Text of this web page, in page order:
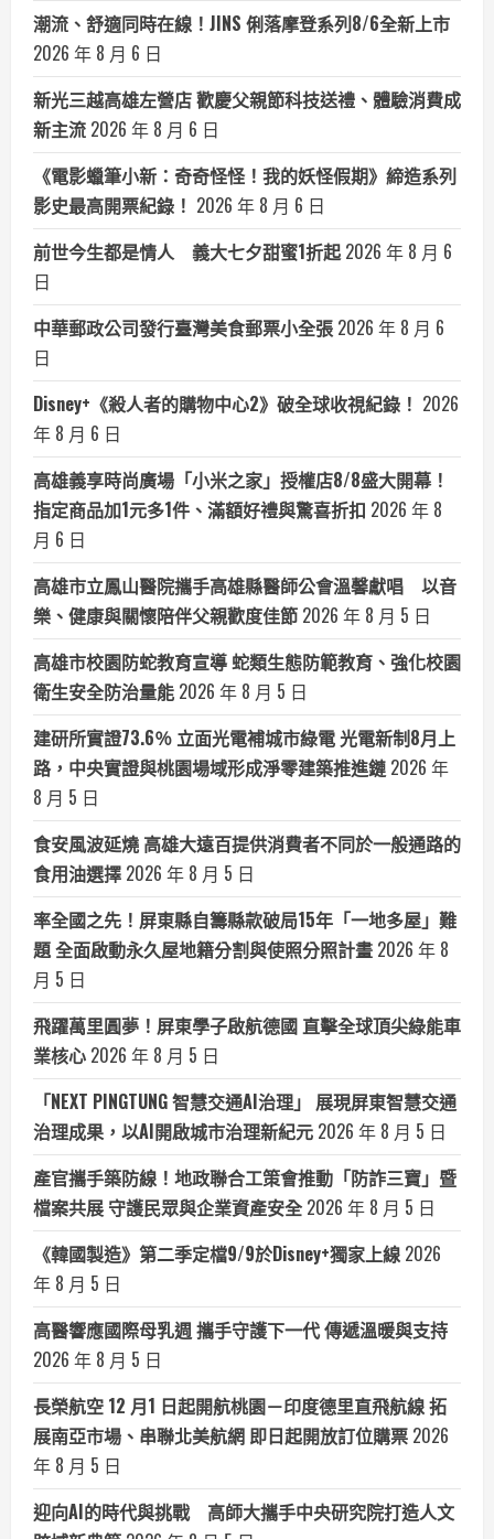
潮流、舒適同時在線！JINS 俐落摩登系列8/6全新上市
2026 年 8 月 6 日
新光三越高雄左營店 歡慶父親節科技送禮、體驗消費成
新主流 2026 年 8 月 6 日
《電影蠟筆小新：奇奇怪怪！我的妖怪假期》締造系列
影史最高開票紀錄！ 2026 年 8 月 6 日
前世今生都是情人 義大七夕甜蜜1折起 2026 年 8 月 6
日
中華郵政公司發行臺灣美食郵票小全張 2026 年 8 月 6
日
Disney+《殺人者的購物中心2》破全球收視紀錄！ 2026
年 8 月 6 日
高雄義享時尚廣場「小米之家」授權店8/8盛大開幕！
指定商品加1元多1件、滿額好禮與驚喜折扣 2026 年 8
月 6 日
高雄市立鳳山醫院攜手高雄縣醫師公會溫馨獻唱 以音
樂、健康與關懷陪伴父親歡度佳節 2026 年 8 月 5 日
高雄市校園防蛇教育宣導 蛇類生態防範教育、強化校園
衛生安全防治量能 2026 年 8 月 5 日
建研所實證73.6％ 立面光電補城市綠電 光電新制8月上
路，中央實證與桃園場域形成淨零建築推進鏈 2026 年
8 月 5 日
食安風波延燒 高雄大遠百提供消費者不同於一般通路的
食用油選擇 2026 年 8 月 5 日
率全國之先！屏東縣自籌縣款破局15年「一地多屋」難
題 全面啟動永久屋地籍分割與使照分照計畫 2026 年 8
月 5 日
飛躍萬里圓夢！屏東學子啟航德國 直擊全球頂尖綠能車
業核心 2026 年 8 月 5 日
「NEXT PINGTUNG 智慧交通AI治理」 展現屏東智慧交通
治理成果，以AI開啟城市治理新紀元 2026 年 8 月 5 日
產官攜手築防線！地政聯合工策會推動「防詐三寶」暨
檔案共展 守護民眾與企業資產安全 2026 年 8 月 5 日
《韓國製造》第二季定檔9/9於Disney+獨家上線 2026
年 8 月 5 日
高醫響應國際母乳週 攜手守護下一代 傳遞溫暖與支持
2026 年 8 月 5 日
長榮航空 12 月1 日起開航桃園－印度德里直飛航線 拓
展南亞市場、串聯北美航網 即日起開放訂位購票 2026
年 8 月 5 日
迎向AI的時代與挑戰 高師大攜手中央研究院打造人文